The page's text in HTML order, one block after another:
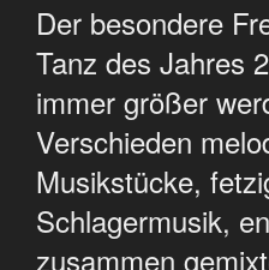
Der besondere
Tanz des Jahres
immer größer
Verschieden
Musikstücke,
Schlagermusik,
zusammen